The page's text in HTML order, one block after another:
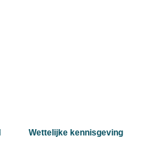
Wettelijke kennisgeving